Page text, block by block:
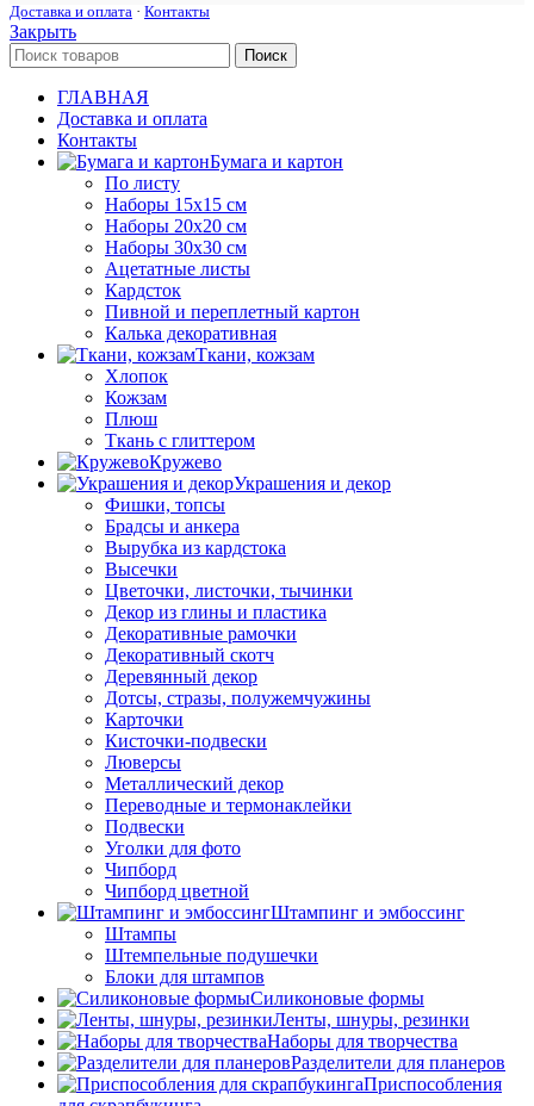
Доставка и оплата · Контакты
Закрыть
Поиск
ГЛАВНАЯ
Доставка и оплата
Контакты
Бумага и картон
По листу
Наборы 15х15 см
Наборы 20х20 см
Наборы 30х30 см
Ацетатные листы
Кардсток
Пивной и переплетный картон
Калька декоративная
Ткани, кожзам
Хлопок
Кожзам
Плюш
Ткань с глиттером
Кружево
Украшения и декор
Фишки, топсы
Брадсы и анкера
Вырубка из кардстока
Высечки
Цветочки, листочки, тычинки
Декор из глины и пластика
Декоративные рамочки
Декоративный скотч
Деревянный декор
Дотсы, стразы, полужемчужины
Карточки
Кисточки-подвески
Люверсы
Металлический декор
Переводные и термонаклейки
Подвески
Уголки для фото
Чипборд
Чипборд цветной
Штампинг и эмбоссинг
Штампы
Штемпельные подушечки
Блоки для штампов
Силиконовые формы
Ленты, шнуры, резинки
Наборы для творчества
Разделители для планеров
Приспособления